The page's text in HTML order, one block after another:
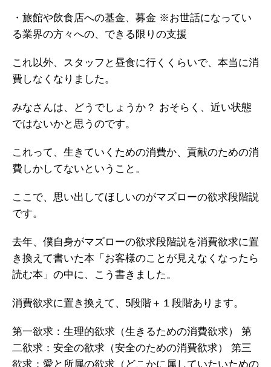
・旅館や飲食店への基金、募金 ※お世話になってい
る業界の方々への、できる限りの支援
これ以外、スタッフと昼食に行くくらいで、本当に消
費しなくなりました。
みなさんは、どうでしょうか？ おそらく、近い状態
ではないかと思うのです。
これって、生きていくための消費か、貢献のための消
費しかしてないということ。
ここで、思い出してほしいのがマズローの欲求段階説
です。
去年、僕自身がマズローの欲求段階説を消費欲求に置
き換えて書いた本「お客様のことが見えなくなったら
読む本」の中に、こう書きました。
消費欲求に置き換えて、5段階＋１段階あります。
第一欲求：生理的欲求（生きるための消費欲求）
第
二欲求：安全の欲求（安全のための消費欲求）
第三
欲求：愛と所属の欲求（どこかに属していたいための